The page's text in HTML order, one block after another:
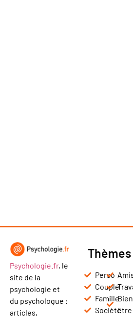
Psychologie.fr, le
site de la
psychologie et
du psychologue :
articles,
Thèmes
Perso
Couple
Famille
Sociétéêtre